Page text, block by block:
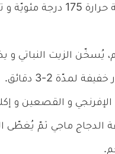
يُشغل الفرن على
يُسخّن الزيت النباتي و
لمدّة 2-3 دقائق.
الإفرنجي و القصعين و
الدجاج ماجي ثمّ